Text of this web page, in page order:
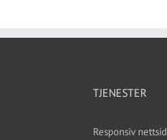
TJENESTER
Responsiv